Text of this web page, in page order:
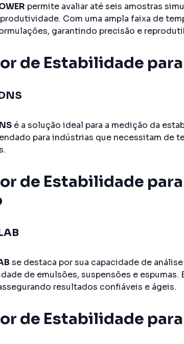
permite avaliar até seis amostras
Com uma ampla faixa de
garantindo precisão e
de Estabilidade
é a solução ideal para a medição da
para indústrias que necessitam de
de Estabilidade
se destaca por sua capacidade de
de emulsões, suspensões e
resultados confiáveis e ágeis.
de Estabilidade